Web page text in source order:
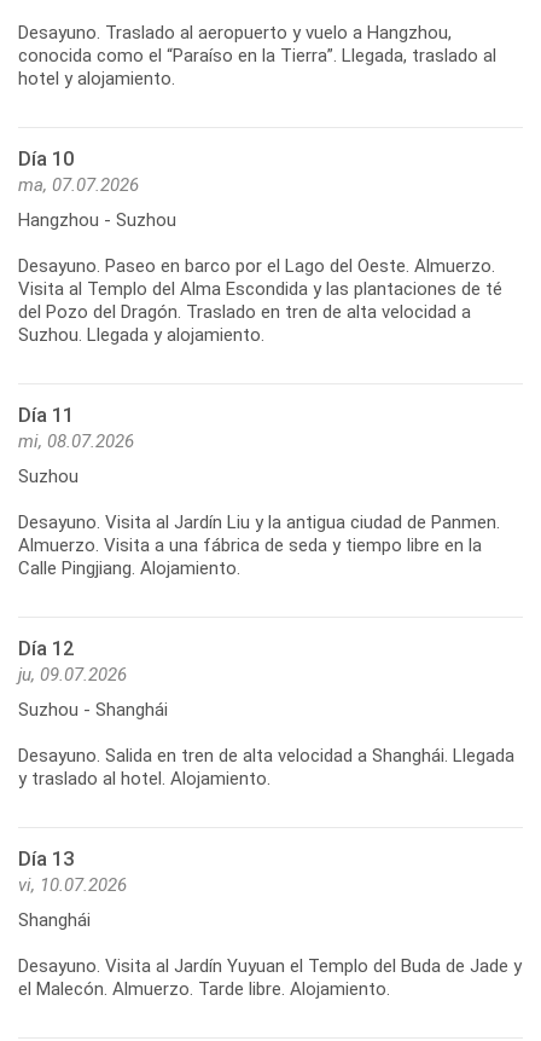
Desayuno. Traslado al aeropuerto y vuelo a Hangzhou,
conocida como el “Paraíso en la Tierra”. Llegada, traslado al
Día 10
ma, 07.07.2026
Hangzhou - Suzhou
Desayuno. Paseo en barco por el Lago del Oeste. Almuerzo.
Visita al Templo del Alma Escondida y las plantaciones de té
del Pozo del Dragón. Traslado en tren de alta velocidad a
Día 11
mi, 08.07.2026
Suzhou
Desayuno. Visita al Jardín Liu y la antigua ciudad de Panmen.
Almuerzo. Visita a una fábrica de seda y tiempo libre en la
Día 12
ju, 09.07.2026
Suzhou - Shanghái
Desayuno. Salida en tren de alta velocidad a Shanghái. Llegada
Día 13
vi, 10.07.2026
Shanghái
Desayuno. Visita al Jardín Yuyuan el Templo del Buda de Jade y